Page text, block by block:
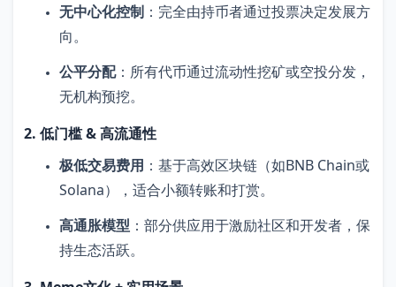
无中心化控制 ：完全由持币者通过投票决定发展方
向。
公平分配：所有代币通过流动性挖矿或空投分发，
无机构预挖。
2. 低门槛 & 高流通性
极低交易费用 ：基于高效区块链（如BNB Chain或
Solana），适合小额转账和打赏。
高通胀模型 ：部分供应用于激励社区和开发者，保
持生态活跃。